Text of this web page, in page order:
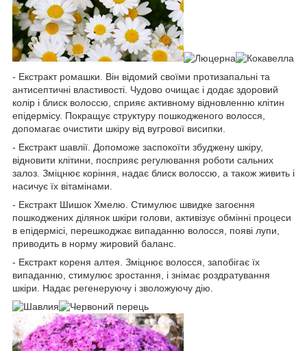
- Екстракт ромашки. Він відомий своїми протизапальні та
антисептичні властивості. Чудово очищає і додає здоровий
колір і блиск волоссю, сприяє активному відновленню клітин
епідермісу. Покращує структуру пошкодженого волосся,
допомагає очистити шкіру від вугрової висипки.
- Екстракт шавлії. Допоможе заспокоїти збуджену шкіру,
відновити клітини, посприяє регулювання роботи сальних
залоз. Зміцнює коріння, надає блиск волоссю, а також живить і
насичує їх вітамінами.
- Екстракт Шишок Хмелю. Стимулює швидке загоєння
пошкоджених ділянок шкіри голови, активізує обмінні процеси
в епідермісі, перешкоджає випаданню волосся, появі лупи,
приводить в норму жировий баланс.
- Екстракт кореня алтея. Зміцнює волосся, запобігає їх
випаданню, стимулює зростання, і знімає роздратування
шкіри. Надає регенеруючу і зволожуючу дію.